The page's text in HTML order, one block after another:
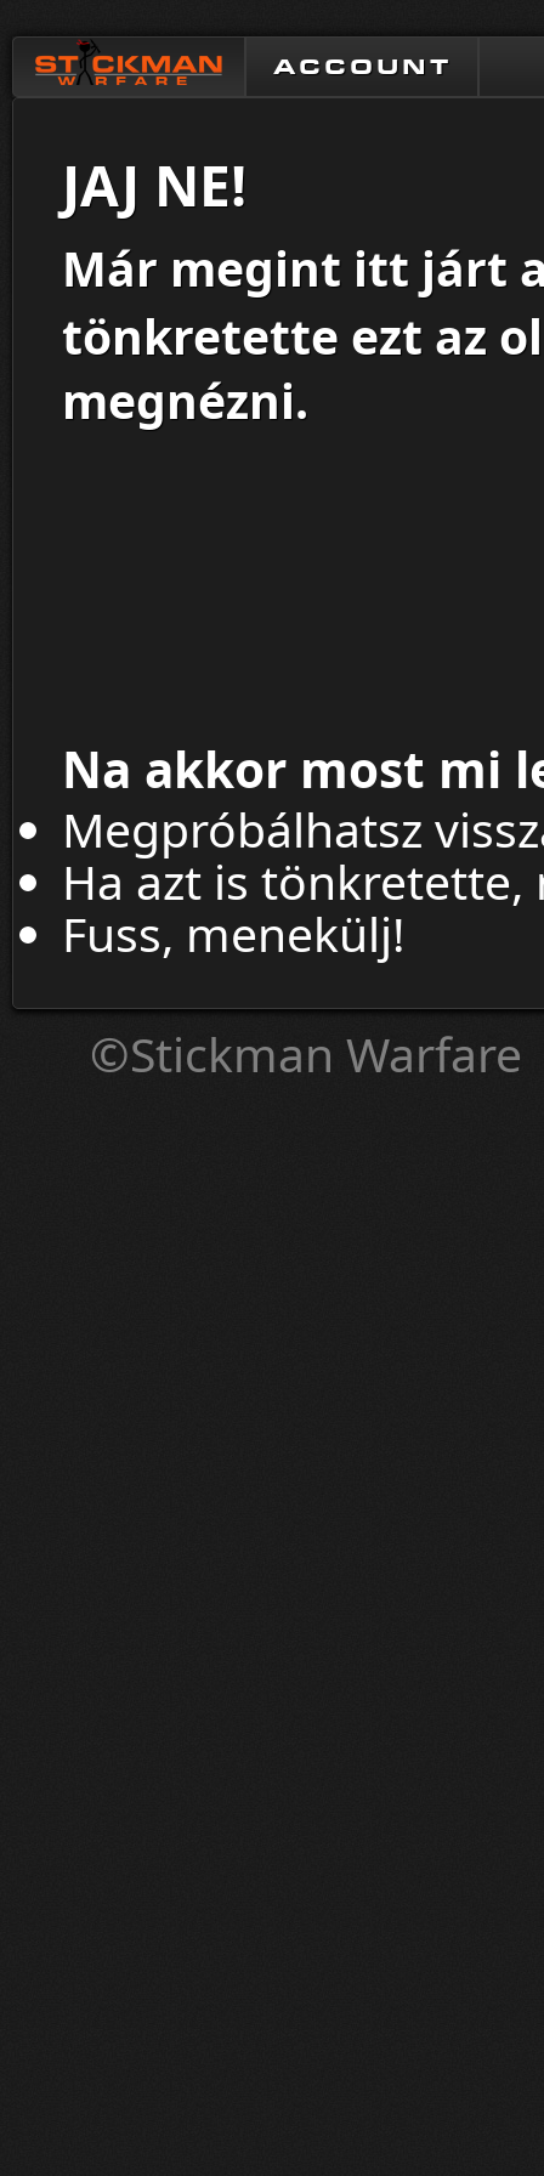
ACCOUNT
JAJ NE!
Már megint itt járt
tönkretette ezt az
megnézni.
Na akkor most mi
Megpróbálhatsz
Ha azt is tönkretette,
Fuss, menekülj!
©Stickman Warfare